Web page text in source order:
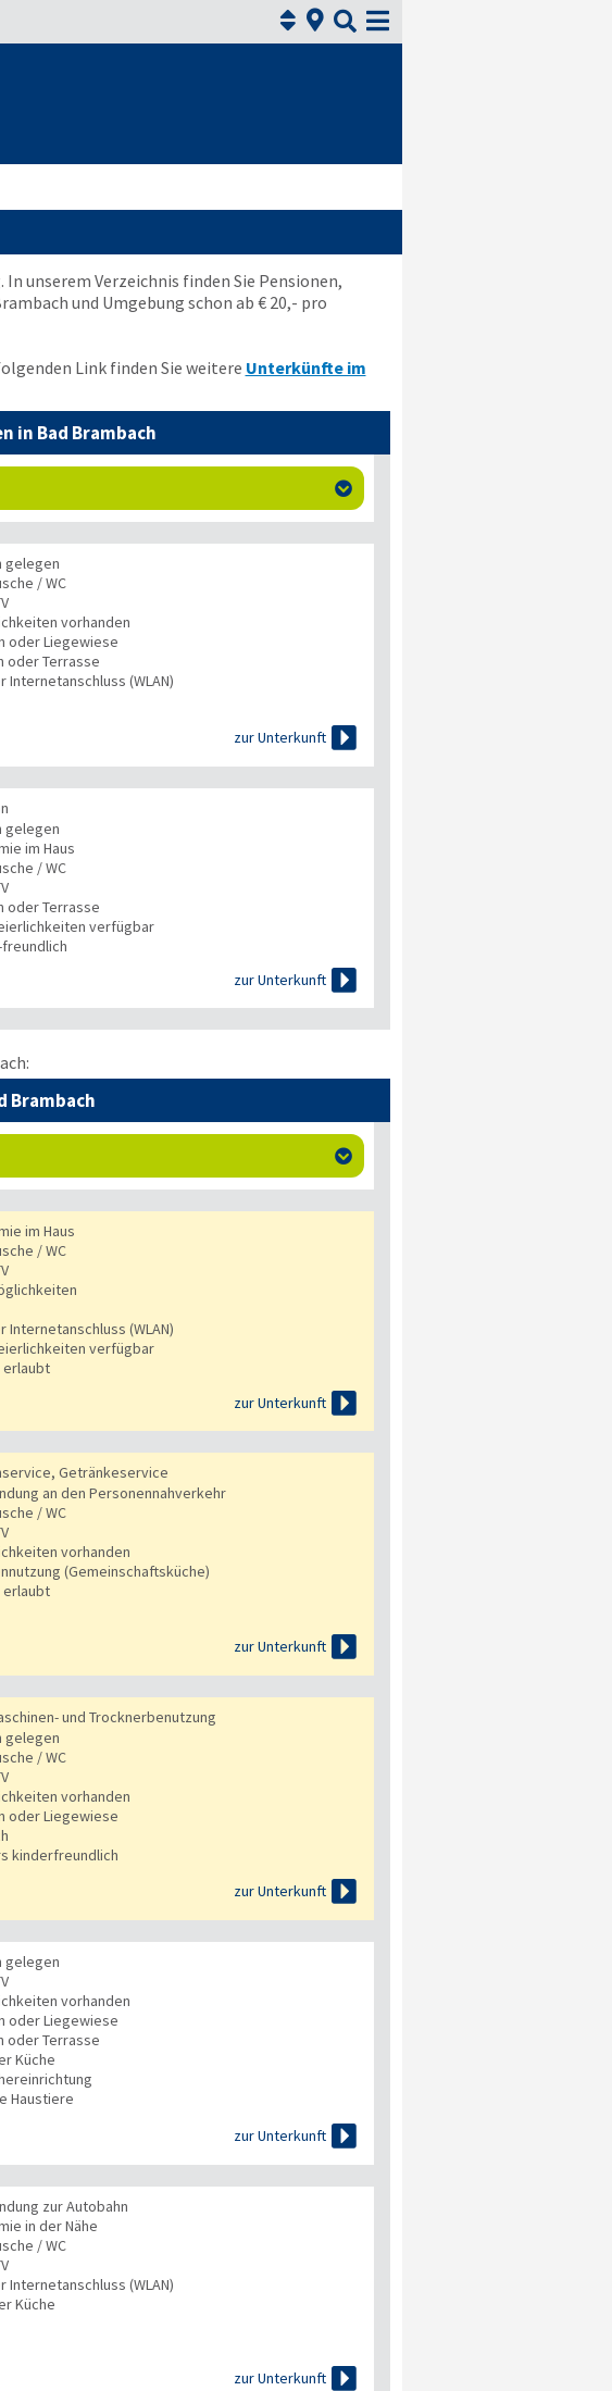
 

unserem Verzeichnis finden Sie Pensionen,
und Umgebung schon ab € 20,- pro
Link finden Sie weitere Unterkünfte im
in Bad Brambach

gelegen
/ WC
vorhanden
oder Liegewiese
oder Terrasse
Internetanschluss (WLAN)
zur Unterkunft 
gelegen
im Haus
/ WC
oder Terrasse
verfügbar
zur Unterkunft 
Brambach

im Haus
/ WC
Internetanschluss (WLAN)
verfügbar
erlaubt
zur Unterkunft 
Getränkeservice
an den Personennahverkehr
/ WC
vorhanden
(Gemeinschaftsküche)
erlaubt
zur Unterkunft 
und Trocknerbenutzung
gelegen
/ WC
vorhanden
oder Liegewiese
kinderfreundlich
zur Unterkunft 
gelegen
vorhanden
oder Liegewiese
oder Terrasse
Küche
Haustiere
zur Unterkunft 
zur Autobahn
in der Nähe
/ WC
Internetanschluss (WLAN)
Küche
zur Unterkunft 